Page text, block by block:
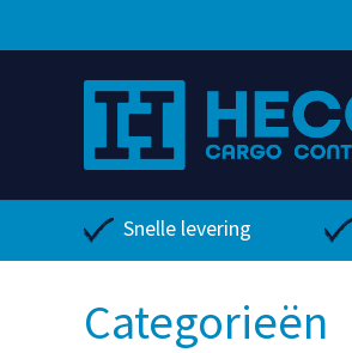
Snelle levering
Categorieën